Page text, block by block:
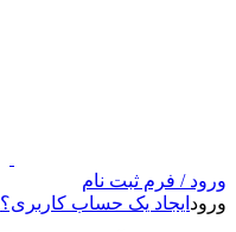
ورود / فرم ثبت نام
ورود ایجاد یک حساب کاربری؟